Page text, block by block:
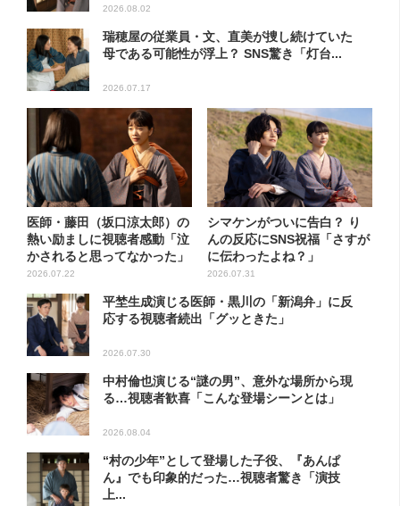
2026.08.02
瑞穂屋の従業員・文、直美が捜し続けていた
母である可能性が浮上？ SNS驚き「灯台...
2026.07.17
医師・藤田（坂口涼太郎）の
熱い励ましに視聴者感動「泣
かされると思ってなかった」
2026.07.22
シマケンがついに告白？ り
んの反応にSNS祝福「さすが
に伝わったよね？」
2026.07.31
平埜生成演じる医師・黒川の「新潟弁」に反
応する視聴者続出「グッときた」
2026.07.30
中村倫也演じる“謎の男”、意外な場所から現
る…視聴者歓喜「こんな登場シーンとは」
2026.08.04
“村の少年”として登場した子役、『あんぱ
ん』でも印象的だった…視聴者驚き「演技
上...